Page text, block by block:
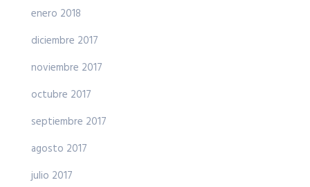
enero 2018
diciembre 2017
noviembre 2017
octubre 2017
septiembre 2017
agosto 2017
julio 2017